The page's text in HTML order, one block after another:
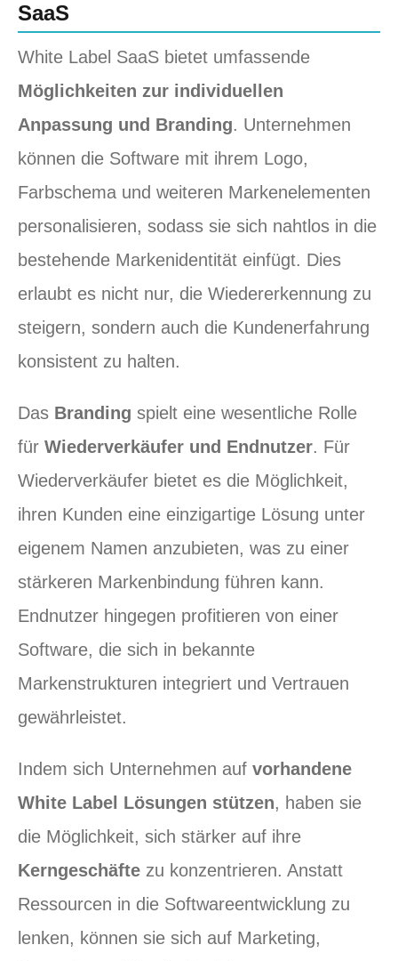
SaaS
White Label SaaS bietet umfassende
Möglichkeiten zur individuellen
Anpassung und Branding. Unternehmen
können die Software mit ihrem Logo,
Farbschema und weiteren Markenelementen
personalisieren, sodass sie sich nahtlos in die
bestehende Markenidentität einfügt. Dies
erlaubt es nicht nur, die Wiedererkennung zu
steigern, sondern auch die Kundenerfahrung
konsistent zu halten.
Das Branding spielt eine wesentliche Rolle
für Wiederverkäufer und Endnutzer. Für
Wiederverkäufer bietet es die Möglichkeit,
ihren Kunden eine einzigartige Lösung unter
eigenem Namen anzubieten, was zu einer
stärkeren Markenbindung führen kann.
Endnutzer hingegen profitieren von einer
Software, die sich in bekannte
Markenstrukturen integriert und Vertrauen
gewährleistet.
Indem sich Unternehmen auf vorhandene
White Label Lösungen stützen, haben sie
die Möglichkeit, sich stärker auf ihre
Kerngeschäfte zu konzentrieren. Anstatt
Ressourcen in die Softwareentwicklung zu
lenken, können sie sich auf Marketing,